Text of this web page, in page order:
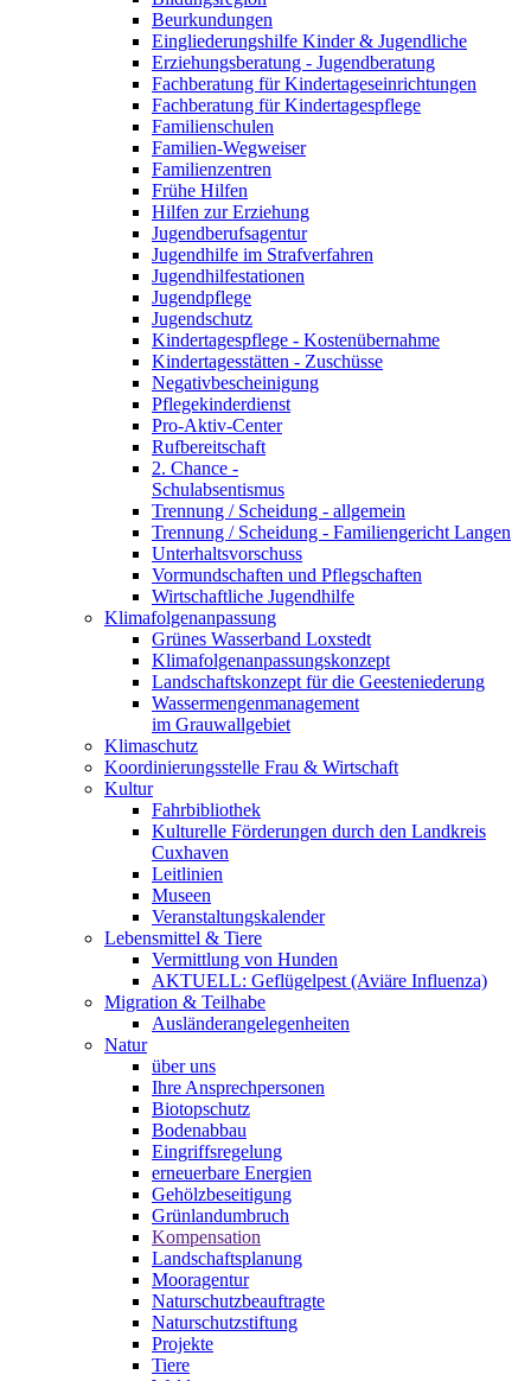
Beurkundungen
Eingliederungshilfe Kinder & Jugendliche
Erziehungsberatung - Jugendberatung
Fachberatung für Kindertageseinrichtungen
Fachberatung für Kindertagespflege
Familienschulen
Familien-Wegweiser
Familienzentren
Frühe Hilfen
Hilfen zur Erziehung
Jugendberufsagentur
Jugendhilfe im Strafverfahren
Jugendhilfestationen
Jugendpflege
Jugendschutz
Kindertagespflege - Kostenübernahme
Kindertagesstätten - Zuschüsse
Negativbescheinigung
Pflegekinderdienst
Pro-Aktiv-Center
Rufbereitschaft
2. Chance -
Schulabsentismus
Trennung / Scheidung - allgemein
Trennung / Scheidung - Familiengericht Langen
Unterhaltsvorschuss
Vormundschaften und Pflegschaften
Wirtschaftliche Jugendhilfe
Klimafolgenanpassung
Grünes Wasserband Loxstedt
Klimafolgenanpassungskonzept
Landschaftskonzept für die Geesteniederung
Wassermengenmanagement
im Grauwallgebiet
Klimaschutz
Koordinierungsstelle Frau & Wirtschaft
Kultur
Fahrbibliothek
Kulturelle Förderungen durch den Landkreis
Cuxhaven
Leitlinien
Museen
Veranstaltungskalender
Lebensmittel & Tiere
Vermittlung von Hunden
AKTUELL: Geflügelpest (Aviäre Influenza)
Migration & Teilhabe
Ausländerangelegenheiten
Natur
über uns
Ihre Ansprechpersonen
Biotopschutz
Bodenabbau
Eingriffsregelung
erneuerbare Energien
Gehölzbeseitigung
Grünlandumbruch
Kompensation
Landschaftsplanung
Mooragentur
Naturschutzbeauftragte
Naturschutzstiftung
Projekte
Tiere